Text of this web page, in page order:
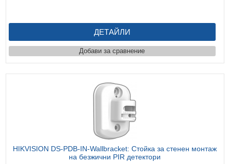
ДЕТАЙЛИ
Добави за сравнение
HIKVISION DS-PDB-IN-Wallbracket: Стойка за стенен монтаж
на безжични PIR детектори